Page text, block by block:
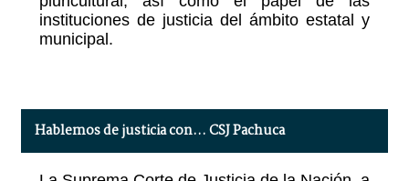
instituciones de justicia del ámbito estatal y
municipal.
Hablemos de justicia con… CSJ Pachuca